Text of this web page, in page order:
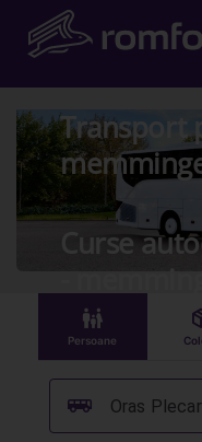
Transport
Curse
-
󱠣
Persoane
Oras
󰞠